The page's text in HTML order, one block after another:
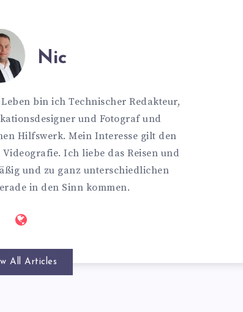
Nic
bin ich Technischer Redakteur,
und Fotograf und
Hilfswerk. Mein Interesse gilt den
Ich liebe das Reisen und
und zu ganz unterschiedlichen
in den Sinn kommen.
All Articles